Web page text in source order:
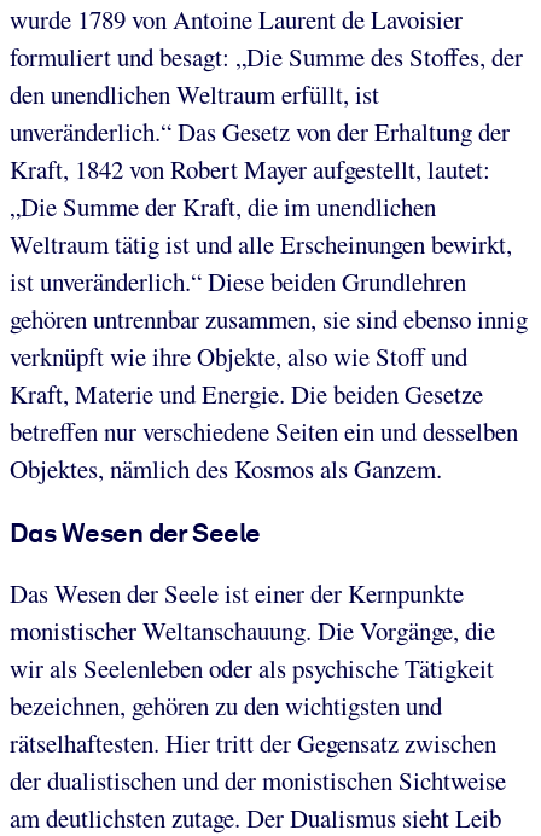
wurde 1789 von Antoine Laurent de Lavoisier
formuliert und besagt: „Die Summe des Stoffes, der
den unendlichen Weltraum erfüllt, ist
unveränderlich.“ Das Gesetz von der Erhaltung der
Kraft, 1842 von Robert Mayer aufgestellt, lautet:
„Die Summe der Kraft, die im unendlichen
Weltraum tätig ist und alle Erscheinungen bewirkt,
ist unveränderlich.“ Diese beiden Grundlehren
gehören untrennbar zusammen, sie sind ebenso innig
verknüpft wie ihre Objekte, also wie Stoff und
Kraft, Materie und Energie. Die beiden Gesetze
betreffen nur verschiedene Seiten ein und desselben
Objektes, nämlich des Kosmos als Ganzem.
Das Wesen der Seele
Das Wesen der Seele ist einer der Kernpunkte
monistischer Weltanschauung. Die Vorgänge, die
wir als Seelenleben oder als psychische Tätigkeit
bezeichnen, gehören zu den wichtigsten und
rätselhaftesten. Hier tritt der Gegensatz zwischen
der dualistischen und der monistischen Sichtweise
am deutlichsten zutage. Der Dualismus sieht Leib